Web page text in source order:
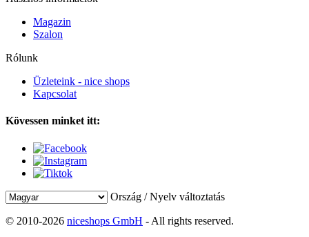
Magazin
Szalon
Rólunk
Üzleteink - nice shops
Kapcsolat
Kövessen minket itt:
Ország / Nyelv változtatás
© 2010-2026 niceshops GmbH - All rights reserved.